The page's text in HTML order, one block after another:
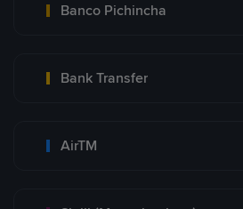
Banco Pichincha
Bank Transfer
AirTM